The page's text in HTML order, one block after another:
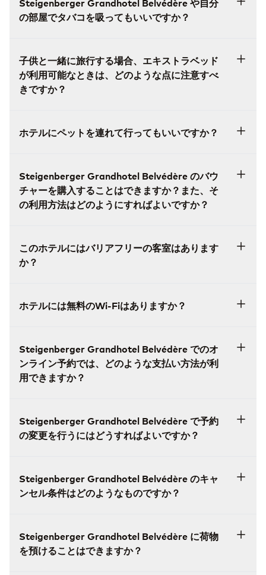
Steigenberger Grandhotel Belvédère や自分
の部屋でタバコを吸ってもいいですか？
子供と一緒に旅行する場合、エキストラベッド
が利用可能なときは、どのような点に注意すべ
きですか？
ホテルにペットを連れて行ってもいいですか？
Steigenberger Grandhotel Belvédère のバウ
チャーを購入することはできますか？また、そ
の利用方法はどのようにすればよいですか？
このホテルにはバリアフリーの客室はあります
か？
ホテルには無料のWi-Fiはありますか？
Steigenberger Grandhotel Belvédère でのオ
ンライン予約では、どのような支払い方法が利
用できますか？
Steigenberger Grandhotel Belvédère で予約
の変更を行うにはどうすればよいですか？
Steigenberger Grandhotel Belvédère のキャ
ンセル条件はどのようなものですか？
Steigenberger Grandhotel Belvédère に荷物
を預けることはできますか？